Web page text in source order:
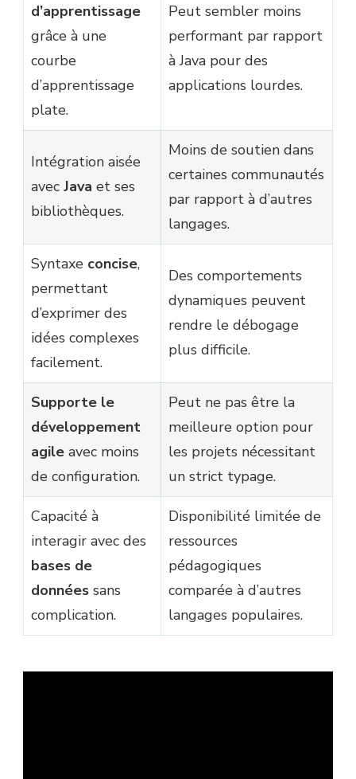
d’apprentissage
grâce à une
courbe
d’apprentissage
plate.
Peut sembler moins
performant par rapport
à Java pour des
applications lourdes.
Intégration aisée
avec Java et ses
bibliothèques.
Moins de soutien dans
certaines communautés
par rapport à d’autres
langages.
Syntaxe concise,
permettant
d’exprimer des
idées complexes
facilement.
Des comportements
dynamiques peuvent
rendre le débogage
plus difficile.
Supporte le
développement
agile avec moins
de configuration.
Peut ne pas être la
meilleure option pour
les projets nécessitant
un strict typage.
Capacité à
interagir avec des
bases de
données sans
complication.
Disponibilité limitée de
ressources
pédagogiques
comparée à d’autres
langages populaires.